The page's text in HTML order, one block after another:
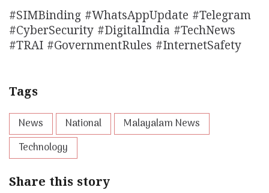
#SIMBinding #WhatsAppUpdate #Telegram
#CyberSecurity #DigitalIndia #TechNews
#TRAI #GovernmentRules #InternetSafety
Tags
News National
Malayalam News
Technology
Share this story